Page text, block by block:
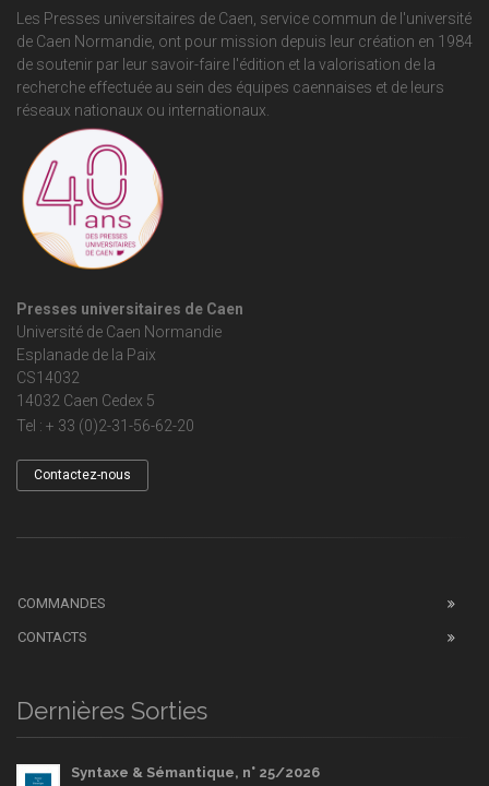
Les Presses universitaires de Caen, service commun de l'université
de Caen Normandie, ont pour mission depuis leur création en 1984
de soutenir par leur savoir-faire l'édition et la valorisation de la
recherche effectuée au sein des équipes caennaises et de leurs
réseaux nationaux ou internationaux.
Presses universitaires de Caen
Université de Caen Normandie
Esplanade de la Paix
CS14032
14032 Caen Cedex 5
Tel : + 33 (0)2-31-56-62-20
Contactez-nous
COMMANDES
CONTACTS
Dernières Sorties
Syntaxe & Sémantique, n° 25/2026